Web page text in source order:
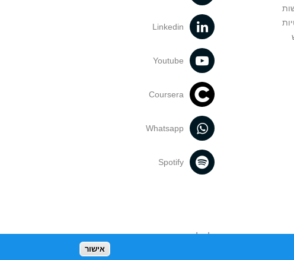
Linkedin
Youtube
Coursera
Whatsapp
Spotify
שנעשה בתכנים אלה לדעתך מפר זכויות
אישור